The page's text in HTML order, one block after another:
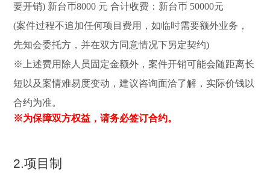
要开销) 新台币8000 元 合计收费：新台币 50000元
(案件过程不追加任何项目费用，如临时需要额外业务，
先知会委托方，并在双方同意情况下另定契约)
※上述费用除人员固定金额外，案件开销可能会随距离长
短以及案情难易度变动，建议咨询面洽了解，实际价钱以
合约为准。
※为保障双方权益，请务必签订合约。
2.项目制